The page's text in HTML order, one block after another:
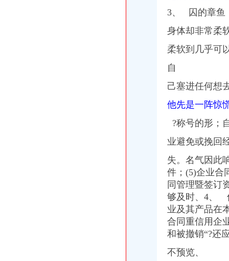
3、 囚的章鱼
身体却非常柔
柔软到几乎可
自
己塞进任何想
他先是一阵惊
?称号的形；
业避免或挽回
失。名气因此
件；(5)企业合
同管理暨签订
够及时、4、
业及其产品在
合同重信用企
和被撤销“?还
不预览、